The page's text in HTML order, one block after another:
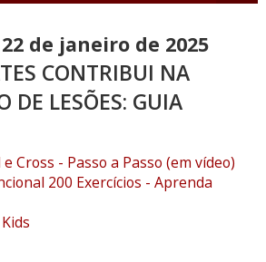
de janeiro de 2025
CONTRIBUI NA
DE LESÕES: GUIA
Cross - Passo a Passo (em vídeo)
200 Exercícios - Aprenda